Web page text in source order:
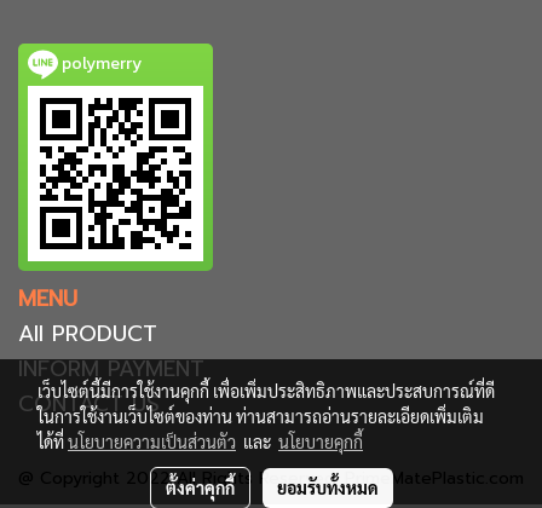
polymerry
MENU
All PRODUCT
INFORM PAYMENT
CONTACT US
@ Copyright 2022 All Rights Reserved. PrimeMatePlastic.com
เว็บไซต์นี้มีการใช้งานคุกกี้ เพื่อเพิ่มประสิทธิภาพและประสบการณ์ที่ดี
ในการใช้งานเว็บไซต์ของท่าน ท่านสามารถอ่านรายละเอียดเพิ่มเติม
ได้ที่นโยบายความเป็นส่วนตัว และ นโยบายคุกกี้
ตั้งค่าคุกกี้ ยอมรับทั้งหมด